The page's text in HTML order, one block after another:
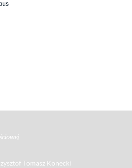
Tomasz Konecki